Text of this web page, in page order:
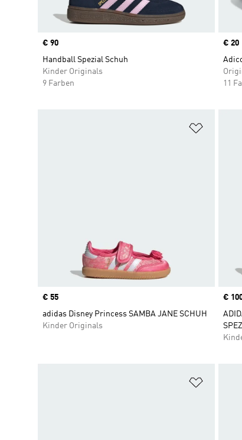
Price
€ 90
Handball Spezial Schuh
Kinder Originals
9 Farben
Price
€ 20
11
Price
€ 55
adidas Disney Princess SAMBA JANE SCHUH
Kinder Originals
€